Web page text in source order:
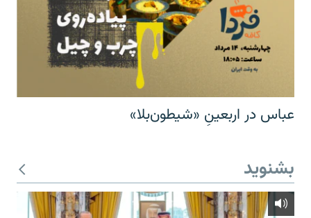
عباس در اربعینِ «شیطون‌بلا»
بشنوید